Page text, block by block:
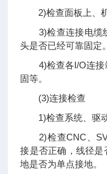
2)检查面板上、机
3)检查连接电缆线
头是否已经可靠固定。
4)检查各I/O连接
固等。
(3)连接检查
1)检查系统、驱动
2)检查CNC、SV
接是否正确，线径
地是否为单点接地。